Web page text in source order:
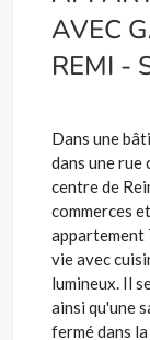
AVEC
REMI -
Dans une
dans une rue
centre de
commerces
appartement
vie avec
lumineux. Il
ainsi qu'une
fermé dans